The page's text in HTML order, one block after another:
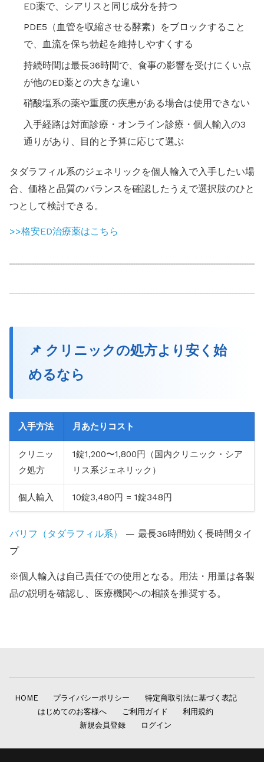
ED薬で、シアリスと同じ成分を持つ
PDE5（血管を収縮させる酵素）をブロックすること
で、血流を保ち勃起を維持しやすくする
持続時間は最長36時間で、食事の影響を受けにくい点
が他のED薬との大きな違い
硝酸塩系の薬や重度の疾患がある場合は使用できない
入手経路は対面診療・オンライン診療・個人輸入の3
通りがあり、目的と予算に応じて選ぶ
タダラフィル系のジェネリックを個人輸入で入手したい場
合、価格と品質のバランスを確認したうえで選択肢のひと
つとして検討できる。
>>格安ED治療薬はこちら
📌 クリニックの処方より安く始
めるなら
入手方法 月あたりコスト
クリニッ
ク処方
1錠1,200〜1,800円（国内クリニック・シア
リス系ジェネリック）
個人輸入 10錠3,480円 = 1錠348円
バリフ（タダラフィル系）
— 最長36時間効く長時間タイ
プ
※個人輸入は自己責任での使用となる。用法・用量は各製
品の説明を確認し、医療機関への相談を推奨する。
HOME プライバシーポリシー
特定商取引法に基づく表記
はじめてのお客様へ
ご利用ガイド
利用規約
新規会員登録
ログイン